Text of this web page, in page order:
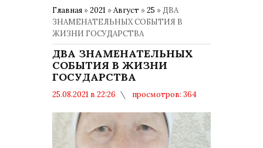
Главная »2021 »Август »25 » ДВА
ЗНАМЕНАТЕЛЬНЫХ СОБЫТИЯ В
ЖИЗНИ ГОСУДАРСТВА
ДВА ЗНАМЕНАТЕЛЬНЫХ
СОБЫТИЯ В ЖИЗНИ
ГОСУДАРСТВА
25.08.2021 в 22:26
просмотров: 364